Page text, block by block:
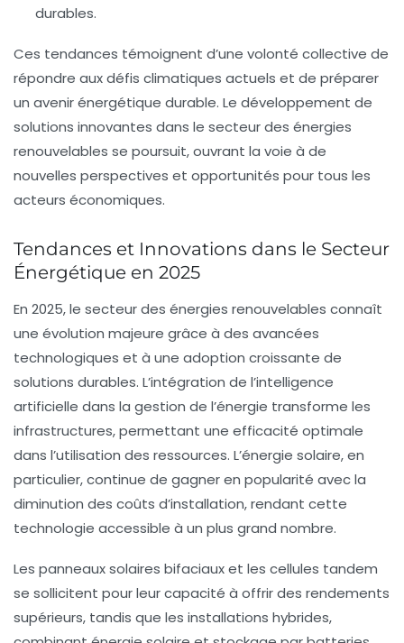
durables.
Ces tendances témoignent d’une volonté collective de
répondre aux défis climatiques actuels et de préparer
un avenir énergétique durable. Le développement de
solutions innovantes dans le secteur des énergies
renouvelables se poursuit, ouvrant la voie à de
nouvelles perspectives et opportunités pour tous les
acteurs économiques.
Tendances et Innovations dans le Secteur
Énergétique en 2025
En 2025, le secteur des énergies renouvelables connaît
une évolution majeure grâce à des avancées
technologiques et à une adoption croissante de
solutions durables. L’intégration de l’intelligence
artificielle dans la gestion de l’énergie transforme les
infrastructures, permettant une efficacité optimale
dans l’utilisation des ressources. L’énergie solaire, en
particulier, continue de gagner en popularité avec la
diminution des coûts d’installation, rendant cette
technologie accessible à un plus grand nombre.
Les panneaux solaires bifaciauxet les cellules tandem
se sollicitent pour leur capacité à offrir des rendements
supérieurs, tandis que les installations hybrides,